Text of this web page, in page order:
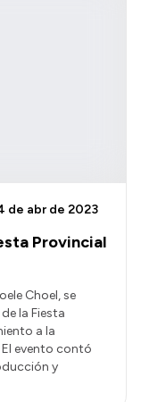
Provincial
de abr de 2023
Choel, se
la Fiesta
a la
evento contó
y